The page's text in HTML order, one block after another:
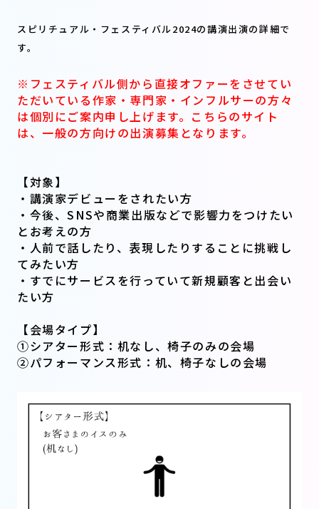
スピリチュアル・フェスティバル2024の講演出演の詳細で
す。
※フェスティバル側から直接オファーをさせてい
ただいている作家・専門家・インフルサーの方々
は個別にご案内申し上げます。こちらのサイト
は、一般の方向けの出演募集となります。
【対象】
・講演家デビューをされたい方
・今後、SNSや商業出版などで影響力をつけたい
とお考えの方
・人前で話したり、表現したりすることに挑戦し
てみたい方
・すでにサービスを行っていて新規顧客と出会い
たい方
【会場タイプ】
①シアター形式：机なし、椅子のみの会場
②パフォーマンス形式：机、椅子なしの会場